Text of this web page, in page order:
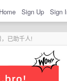
Home Sign Up Sign
已助千人!